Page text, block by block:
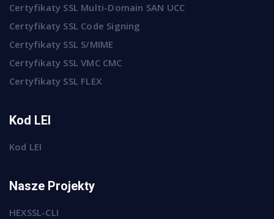
Certyfikaty SSL Multi-Domain SAN UCC
Certyfikaty SSL Code Signing
Certyfikaty SSL S/MIME
Certyfikaty SSL VMC CMC
Certyfikaty SSL FLEX
Kod LEI
Kod LEI
Nasze Projekty
HEXSSL-CLI